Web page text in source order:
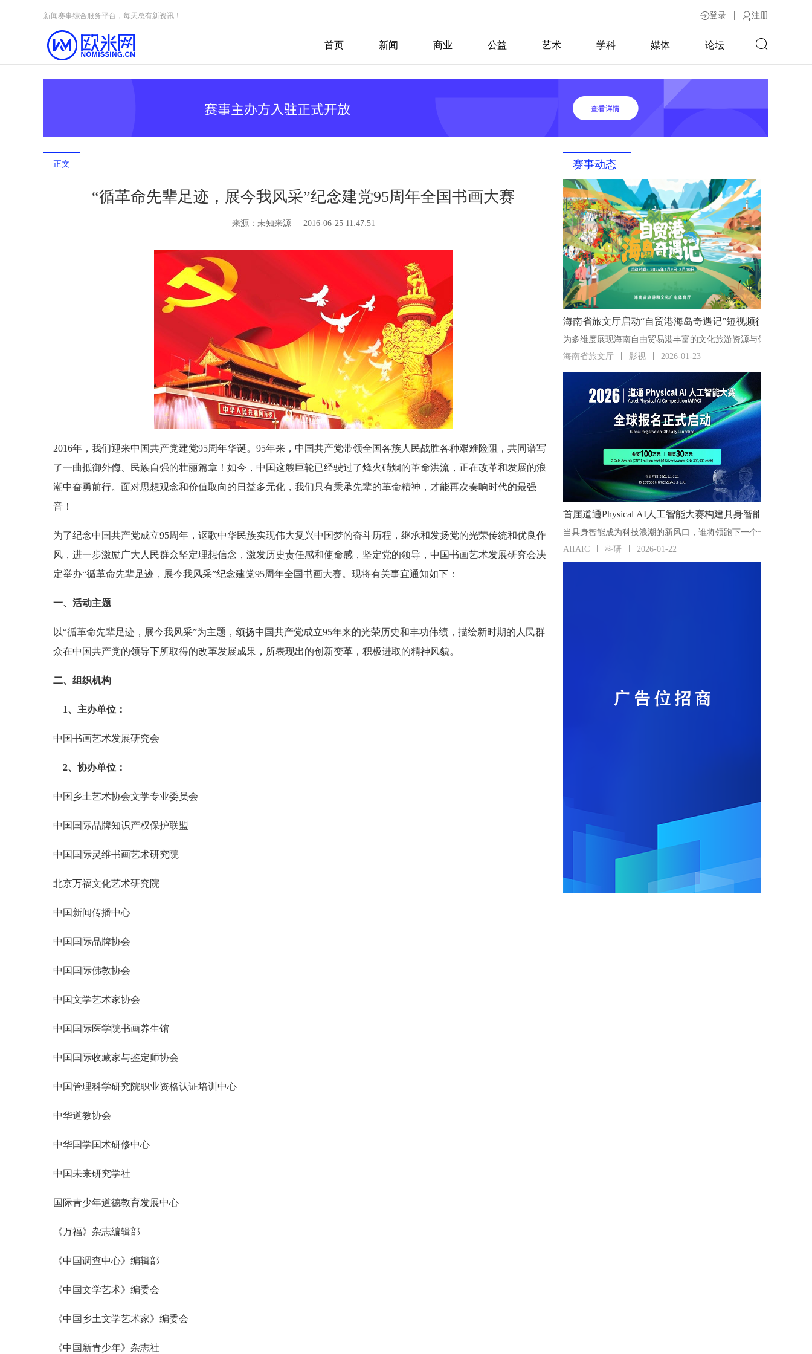
新闻赛事综合服务平台，每天总有新资讯！ 登录 | 注册
首页 新闻 商业 公益 艺术 学科 媒体 论坛
正文
“循革命先辈足迹，展今我风采”纪念建党95周年全国书画大赛
来源： 未知来源 2016-06-25 11:47:51
2016年，我们迎来中国共产党建党95周年华诞。95年来，中国共产党带领全国各族人民战胜各种艰难险阻，共同谱写
了一曲抵御外侮、民族自强的壮丽篇章！如今，中国这艘巨轮已经驶过了烽火硝烟的革命洪流，正在改革和发展的浪
潮中奋勇前行。面对思想观念和价值取向的日益多元化，我们只有秉承先辈的革命精神，才能再次奏响时代的最强
音！
为了纪念中国共产党成立95周年，讴歌中华民族实现伟大复兴中国梦的奋斗历程，继承和发扬党的光荣传统和优良作
风，进一步激励广大人民群众坚定理想信念，激发历史责任感和使命感，坚定党的领导，中国书画艺术发展研究会决
定举办“循革命先辈足迹，展今我风采”纪念建党95周年全国书画大赛。现将有关事宜通知如下：
一、活动主题
以“循革命先辈足迹，展今我风采”为主题，颂扬中国共产党成立95年来的光荣历史和丰功伟绩，描绘新时期的人民群
众在中国共产党的领导下所取得的改革发展成果，所表现出的创新变革，积极进取的精神风貌。
二、组织机构
1、主办单位：
中国书画艺术发展研究会
2、协办单位：
中国乡土艺术协会文学专业委员会
中国国际品牌知识产权保护联盟
中国国际灵维书画艺术研究院
北京万福文化艺术研究院
中国新闻传播中心
中国国际品牌协会
中国国际佛教协会
中国文学艺术家协会
中国国际医学院书画养生馆
中国国际收藏家与鉴定师协会
中国管理科学研究院职业资格认证培训中心
中华道教协会
中华国学国术研修中心
中国未来研究学社
国际青少年道德教育发展中心
《万福》杂志编辑部
《中国调查中心》编辑部
《中国文学艺术》编委会
《中国乡土文学艺术家》编委会
《中国新青少年》杂志社
赛事动态
海南省旅文厅启动“自贸港海岛奇遇记”短视频征集活动
海南省旅文厅 影视 2026-01-23
首届道通Physical AI人工智能大赛构建具身智能“人才朋友
AIIAIC 科研 2026-01-22